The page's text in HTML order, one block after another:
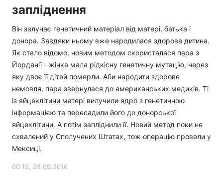
запліднення
Він залучає генетичний матеріал від матері, батька і
донора. Завдяки ньому вже народилася здорова дитина.
Як стало відомо, новим методом скористалася пара з
Йорданії - жінка мала рідкісну генетичну мутацію, через
яку двоє її дітей померли. Аби народити здорове
немовля, пара звернулася до американських медиків. Ті
із яйцеклітини матері вилучили ядро з генетичною
інформацією та пересадили його до донорської
яйцеклітини. А потім запліднили її. Новий метод поки не
схвалений у Сполучених Штатах, тож операцію провели у
Мексиці.
00:19, 28.09.2016